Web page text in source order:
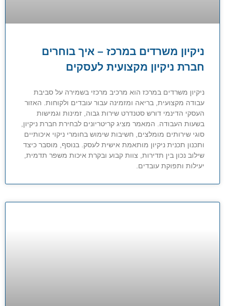
ניקיון משרדים במרכז – איך בוחרים
חברת ניקיון מקצועית לעסקים
ניקיון משרדים במרכז הוא מרכיב מרכזי בשמירה על סביבת
עבודה מקצועית, בריאה ומזמינה עבור עובדים ולקוחות. האזור
העסקי הדינמי דורש סטנדרט שירות גבוה, זמינות וגמישות
בשעות העבודה. המאמר מציג קריטריונים לבחירת חברת ניקיון,
סוגי שירותים מומלצים, חשיבות שימוש בחומרי ניקוי איכותיים
ותכנון תכנית ניקיון מותאמת אישית לעסק. בנוסף, מוסבר כיצד
שילוב נכון בין תדירות, צוות קבוע ובקרת איכות משפר תדמית,
יעילות ותפוקת עובדים.